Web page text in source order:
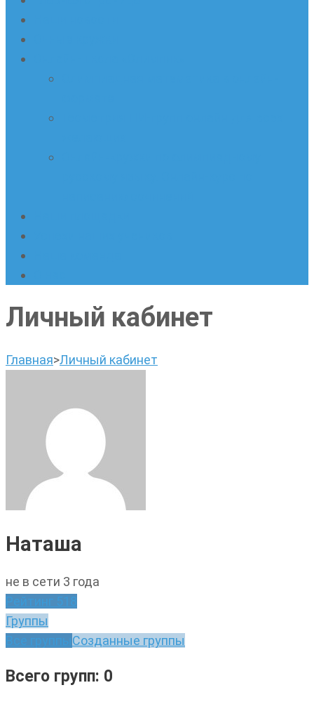
Личный кабинет
Главная>Личный кабинет
Наташа
не в сети 3 года
Рейтинг 518
Группы
Все группыСозданные группы
Всего групп: 0